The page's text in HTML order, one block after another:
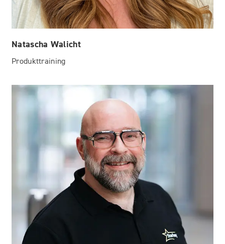
Natascha Walicht
Produkttraining